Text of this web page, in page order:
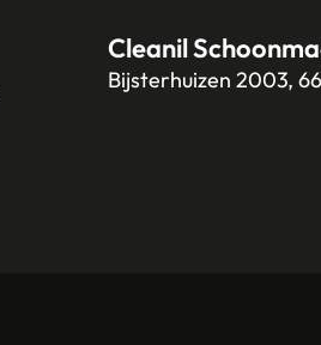
Cleanil
Bijsterhuizen 2003,